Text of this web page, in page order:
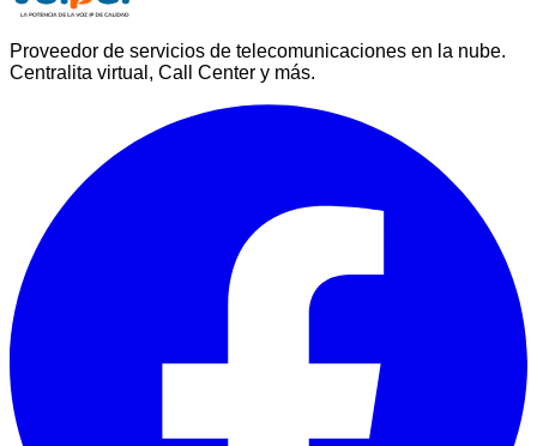
Proveedor de servicios de telecomunicaciones en la nube.
Centralita virtual, Call Center y más.